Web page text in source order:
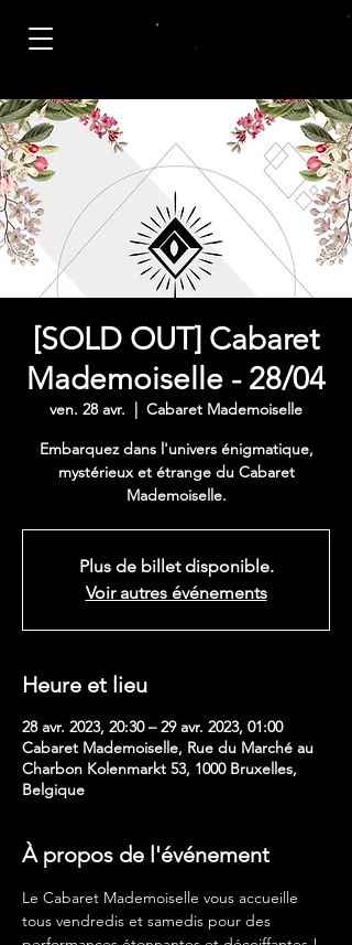
[SOLD OUT] Cabaret
Mademoiselle - 28/04
ven. 28 avr.
  |
Cabaret Mademoiselle
Embarquez dans l'univers énigmatique,
mystérieux et étrange du Cabaret
Mademoiselle.
Plus de billet disponible.
Voir autres événements
Heure et lieu
28 avr. 2023, 20:30 – 29 avr. 2023, 01:00
Cabaret Mademoiselle, Rue du Marché au
Charbon Kolenmarkt 53, 1000 Bruxelles,
Belgique
À propos de l'événement
Le Cabaret Mademoiselle vous accueille
tous vendredis et samedis pour des